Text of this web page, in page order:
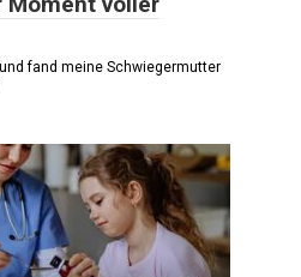
fand meine Schwiegermutter